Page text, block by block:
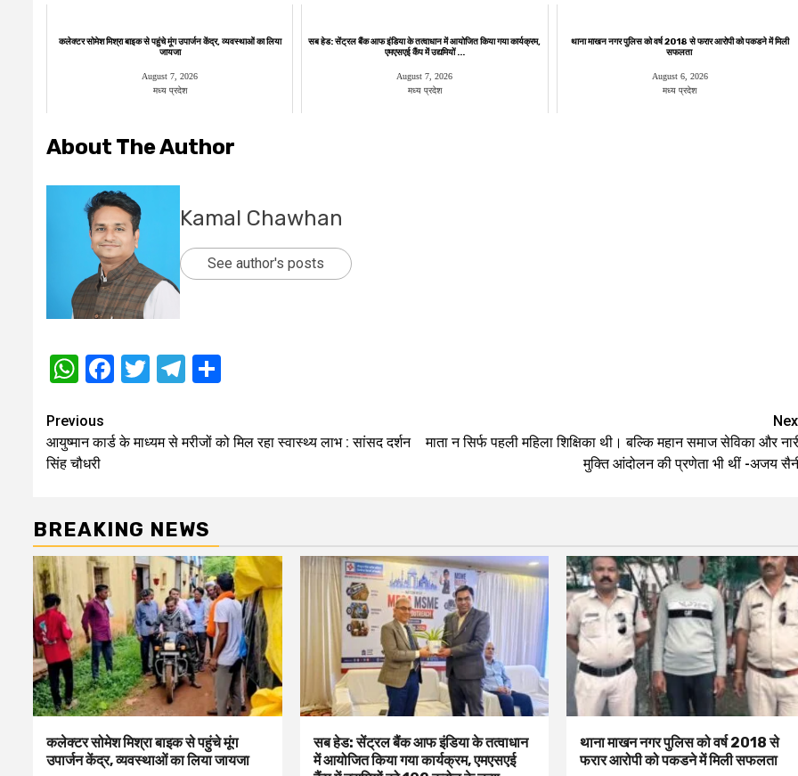
कलेक्टर सोमेश मिश्रा बाइक से पहुंचे मूंग उपार्जन केंद्र, व्यवस्थाओं का लिया
जायजा
August 7, 2026
मध्य प्रदेश
सब हेड: सेंट्रल बैंक आफ इंडिया के तत्वाधान में आयोजित किया गया कार्यक्रम,
एमएसएई कैंप में उद्यमियों ...
August 7, 2026
मध्य प्रदेश
थाना माखन नगर पुलिस को वर्ष 2018 से फरार आरोपी को पकडने में मिली
सफलता
August 6, 2026
मध्य प्रदेश
About The Author
Kamal Chawhan
See author's posts
WhatsApp
Facebook
TwitterTelegram
Post
navigation
Previous
आयुष्मान कार्ड के माध्यम से मरीजों को मिल रहा स्वास्थ्य लाभ : सांसद दर्शन
सिंह चौधरी
माता न सिर्फ पहली महिला शिक्षिका थी। बल्कि महान समाज सेविका और
मुक्ति आंदोलन की प्रणेता भी थीं -अजय
BREAKING NEWS
कलेक्टर सोमेश मिश्रा बाइक से पहुंचे मूंग
उपार्जन केंद्र, व्यवस्थाओं का लिया जायजा
सब हेड: सेंट्रल बैंक आफ इंडिया के तत्वाधान
में आयोजित किया गया कार्यक्रम, एमएसएई
थाना माखन नगर पुलिस को वर्ष 2018 से
फरार आरोपी को पकडने में मिली सफलता